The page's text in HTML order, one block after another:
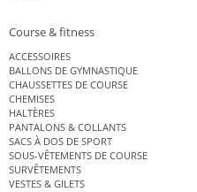
Course & fitness
ACCESSOIRES
BALLONS DE GYMNASTIQUE
CHAUSSETTES DE COURSE
CHEMISES
HALTÈRES
PANTALONS & COLLANTS
SACS À DOS DE SPORT
SOUS-VÊTEMENTS DE COURSE
SURVÊTEMENTS
VESTES & GILETS